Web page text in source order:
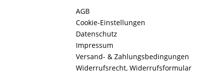
AGB
Cookie-Einstellungen
Datenschutz
Impressum
Versand- & Zahlungsbedingungen
Widerrufsrecht, Widerrufsformular